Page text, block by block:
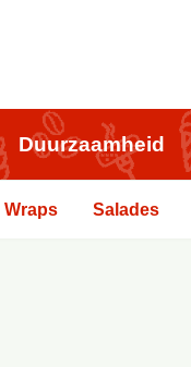
Duurzaamheid
Wraps Salades